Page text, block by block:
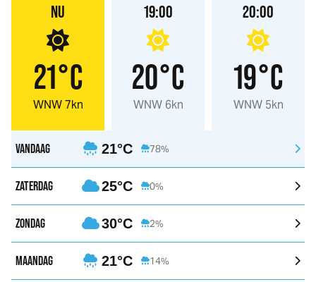
NU
21°C
WNW 7kn
19:00
20°C
WNW 6kn
20:00
19°C
WNW 5kn
VANDAAG 21°C 78%
ZATERDAG 25°C 0%
ZONDAG 30°C 2%
MAANDAG 21°C 14%